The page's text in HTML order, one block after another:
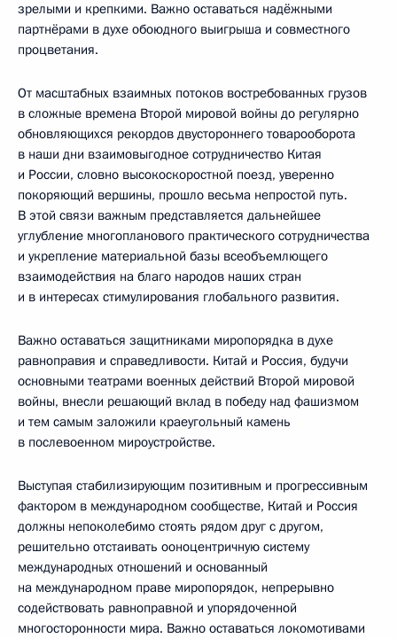
зрелыми и крепкими. Важно оставаться надёжными
партнёрами в духе обоюдного выигрыша и совместного
процветания.
От масштабных взаимных потоков востребованных грузов
в сложные времена Второй мировой войны до регулярно
обновляющихся рекордов двустороннего товарооборота
в наши дни взаимовыгодное сотрудничество Китая
и России, словно высокоскоростной поезд, уверенно
покоряющий вершины, прошло весьма непростой путь.
В этой связи важным представляется дальнейшее
углубление многопланового практического сотрудничества
и укрепление материальной базы всеобъемлющего
взаимодействия на благо народов наших стран
и в интересах стимулирования глобального развития.
Важно оставаться защитниками миропорядка в духе
равноправия и справедливости. Китай и Россия, будучи
основными театрами военных действий Второй мировой
войны, внесли решающий вклад в победу над фашизмом
и тем самым заложили краеугольный камень
в послевоенном мироустройстве.
Выступая стабилизирующим позитивным и прогрессивным
фактором в международном сообществе, Китай и Россия
должны непоколебимо стоять рядом друг с другом,
решительно отстаивать ооноцентричную систему
международных отношений и основанный
на международном праве миропорядок, непрерывно
содействовать равноправной и упорядоченной
многосторонности мира. Важно оставаться локомотивами